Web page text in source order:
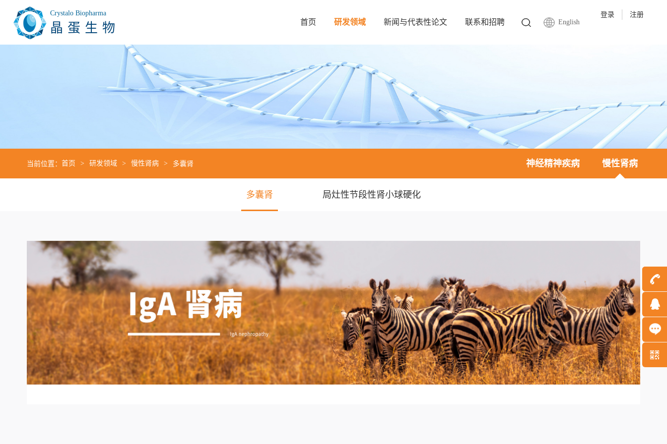
Crystalo Biopharma
晶蛋生物
登录
注册
English
首页 研发领域 新闻与代表性论文 联系和招聘
当前位置： 首页 研发领域 慢性肾病 多囊肾 神经精神疾病 慢性肾病
多囊肾 局灶性节段性肾小球硬化